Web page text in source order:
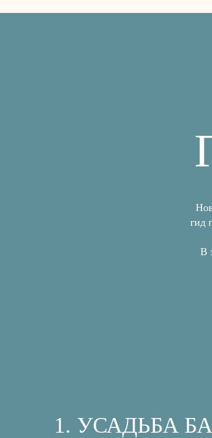
гид
В
1. УСАДЬБА